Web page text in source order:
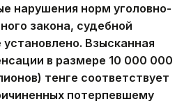
нарушения норм уголовно-
закона, судебной
установлено. Взысканная
в размере 10 000 000
тенге соответствует
потерпевшему